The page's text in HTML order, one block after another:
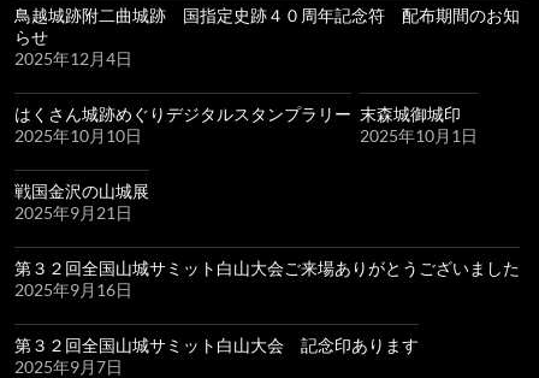
鳥越城跡附二曲城跡 国指定史跡４０周年記念符 配布期間のお知
らせ
2025年12月4日
はくさん城跡めぐりデジタルスタンプラリー
2025年10月10日
末森城御城印
2025年10月1日
戦国金沢の山城展
2025年9月21日
第３２回全国山城サミット白山大会ご来場ありがとうございました
2025年9月16日
第３２回全国山城サミット白山大会 記念印あります
2025年9月7日